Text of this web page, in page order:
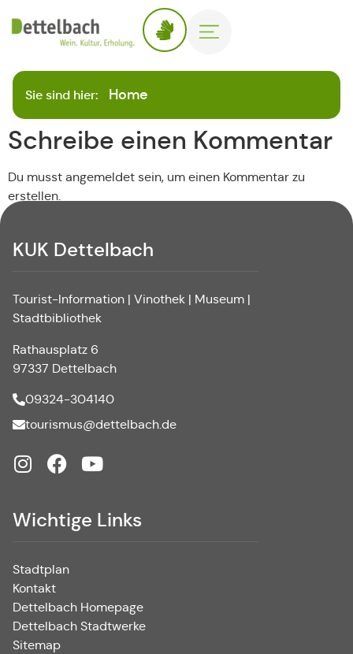
Sie sind hier: Home
Schreibe einen Kommentar
Du musst angemeldet sein, um einen Kommentar zu
erstellen.
KUK Dettelbach
Tourist-Information | Vinothek | Museum |
Stadtbibliothek
Rathausplatz 6
97337 Dettelbach
09324-304140
tourismus@dettelbach.de
Wichtige Links
Stadtplan
Kontakt
Dettelbach Homepage
Dettelbach Stadtwerke
Sitemap